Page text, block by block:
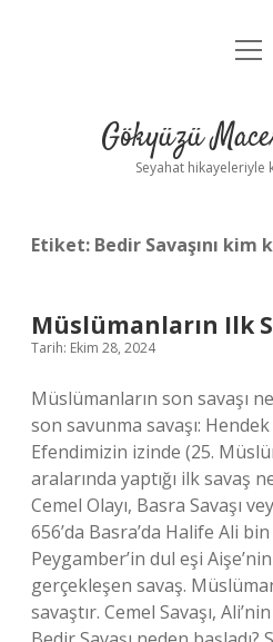
Yasal
Gökyüzü
Seyahat hikayeleriyle
Etiket: Bedir Savaşını kim
Müslümanların Ilk
Tarih: Ekim 28, 2024
Müslümanların son savaşı
son savunma savaşı:
Efendimizin izinde (25.
aralarında yaptığı ilk savaş
Cemel Olayı, Basra Savaşı
656’da Basra’da Halife Ali
Peygamber’in dul eşi
gerçekleşen savaş.
savaştır. Cemel Savaşı,